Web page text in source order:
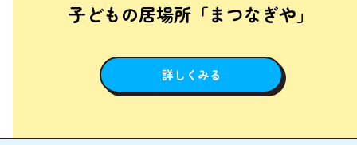
子どもの居場所「まつなぎや」
詳しくみる